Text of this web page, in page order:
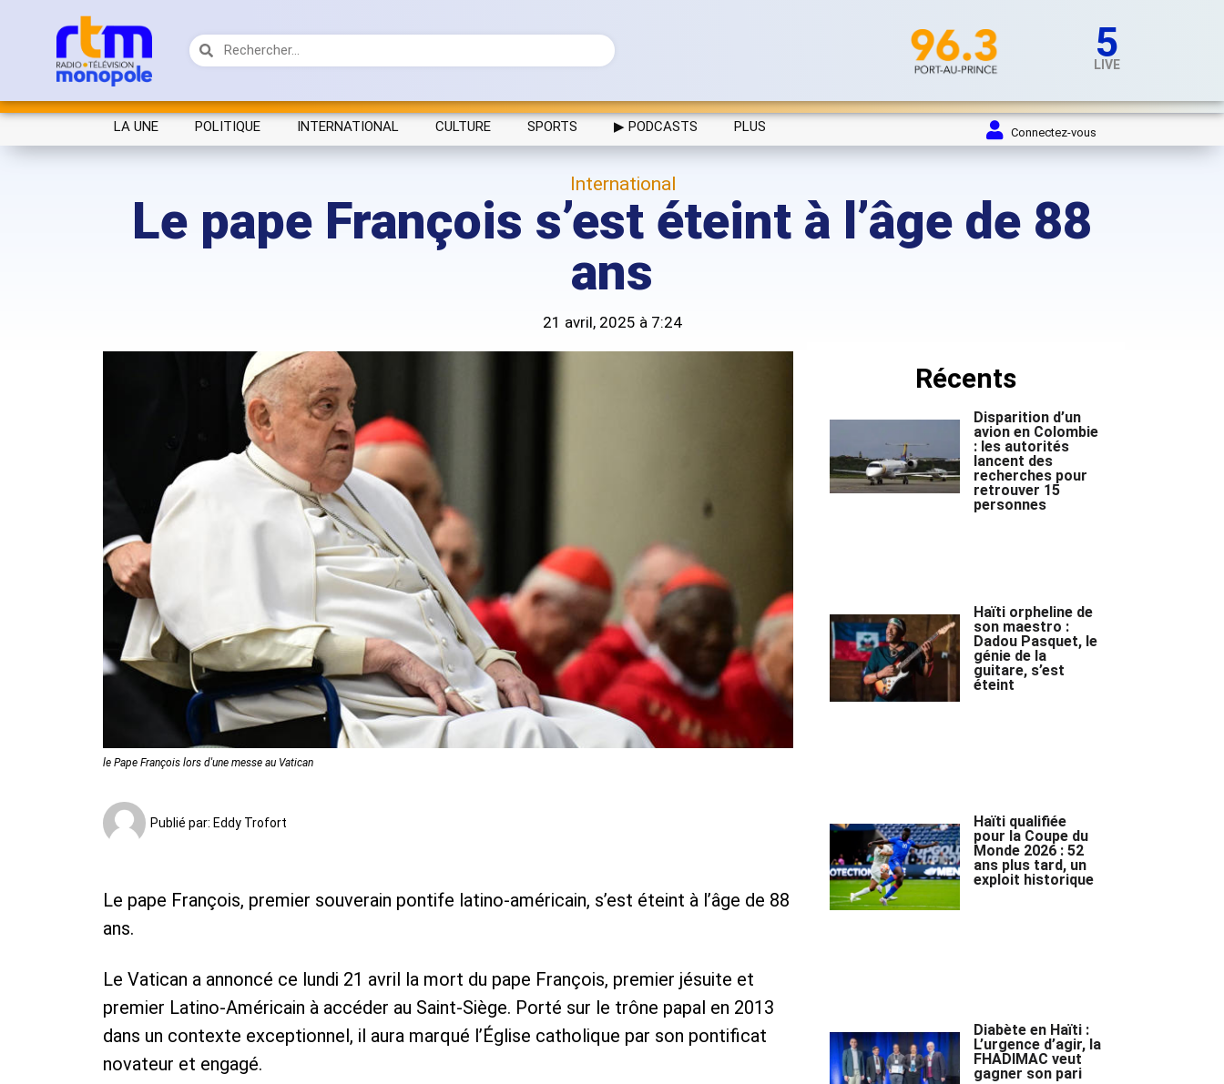
5
LIVE
LA UNE POLITIQUE INTERNATIONAL CULTURE SPORTS ▶ PODCASTS PLUS Connectez-vous
International
Le pape François s’est éteint à l’âge de 88
ans
21 avril, 2025 à 7:24
le Pape François lors d'une messe au Vatican
Publié par: Eddy Trofort
Le pape François, premier souverain pontife latino-américain, s’est éteint à l’âge de 88
ans.
Le Vatican a annoncé ce lundi 21 avril la mort du pape François, premier jésuite et
premier Latino-Américain à accéder au Saint-Siège. Porté sur le trône papal en 2013
dans un contexte exceptionnel, il aura marqué l’Église catholique par son pontificat
novateur et engagé.
Récents
Disparition d’un
avion en Colombie
: les autorités
lancent des
recherches pour
retrouver 15
personnes
Haïti orpheline de
son maestro :
Dadou Pasquet, le
génie de la
guitare, s’est
éteint
Haïti qualifiée
pour la Coupe du
Monde 2026 : 52
ans plus tard, un
exploit historique
Diabète en Haïti :
L’urgence d’agir, la
FHADIMAC veut
gagner son pari